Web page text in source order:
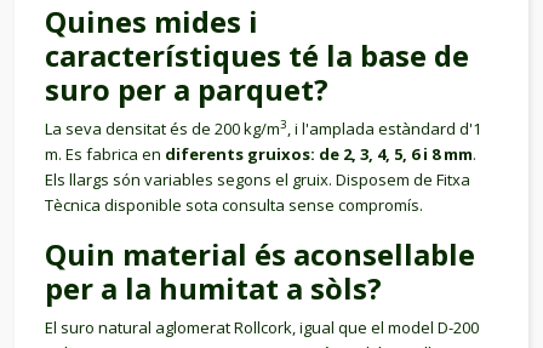
Quines mides i
característiques té la base de
suro per a parquet?
La seva densitat és de 200 kg/m3, i l'amplada estàndard d'1
m. Es fabrica en diferents gruixos: de 2, 3, 4, 5, 6 i 8 mm.
Els llargs són variables segons el gruix. Disposem de Fitxa
Tècnica disponible sota consulta sense compromís.
Quin material és aconsellable
per a la humitat a sòls?
El suro natural aglomerat Rollcork, igual que el model D-200